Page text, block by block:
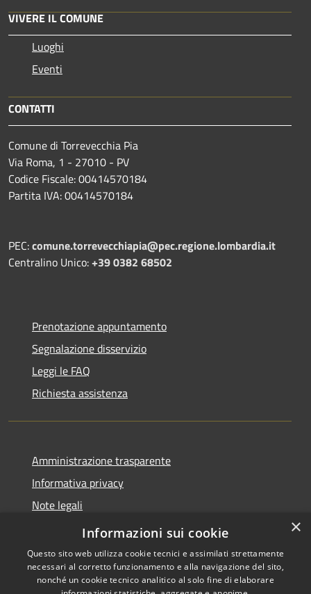
VIVERE IL COMUNE
Luoghi
Eventi
CONTATTI
Comune di Torrevecchia Pia
Via Roma, 1 - 27010 - PV
Codice Fiscale: 00414570184
Partita IVA: 00414570184
PEC:comune.torrevecchiapia@pec.regione.lombardia.it
Centralino Unico:+39 0382 68502
Prenotazione appuntamento
Segnalazione disservizio
Leggi le FAQ
Richiesta assistenza
Amministrazione trasparente
Informativa privacy
Note legali
Dichiarazione di accessibilità
×
Informazioni sui cookie
Questo sito web utilizza cookie tecnici e assimilati strettamente
necessari al corretto funzionamento e alla navigazione del sito,
nonché un cookie tecnico analitico al solo fine di elaborare